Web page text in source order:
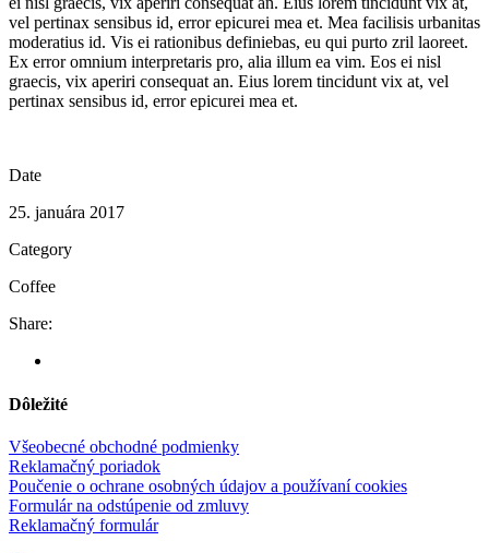
vel pertinax sensibus id, error epicurei mea et. Mea facilisis urbanitas
moderatius id. Vis ei rationibus definiebas, eu qui purto zril laoreet.
Ex error omnium interpretaris pro, alia illum ea vim. Eos ei nisl
graecis, vix aperiri consequat an. Eius lorem tincidunt vix at, vel
pertinax sensibus id, error epicurei mea et.
Date
25. januára 2017
Category
Coffee
Share:
Dôležité
Všeobecné obchodné podmienky
Reklamačný poriadok
Poučenie o ochrane osobných údajov a používaní cookies
Formulár na odstúpenie od zmluvy
Reklamačný formulár